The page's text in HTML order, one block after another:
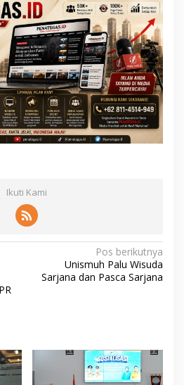
Ikuti Kami
Pos berikutnya
Unismuh Palu Wisuda
Sarjana dan Pasca Sarjana